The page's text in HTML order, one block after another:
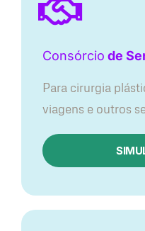
Consórcio de
Para cirurgia
viagens e outros